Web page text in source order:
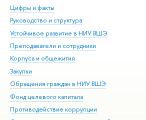
Цифры и факты
Руководство и структура
Устойчивое развитие в НИУ ВШЭ
Преподаватели и сотрудники
Корпуса и общежития
Закупки
Обращения граждан в НИУ ВШЭ
Фонд целевого капитала
Противодействие коррупции